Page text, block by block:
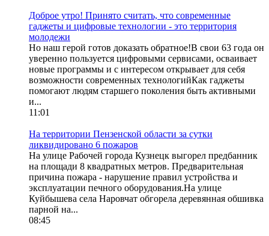
Доброе утро! Принято считать, что современные
гаджеты и цифровые технологии - это территория
молодежи
Но наш герой готов доказать обратное!В свои 63 года он
уверенно пользуется цифровыми сервисами, осваивает
новые программы и с интересом открывает для себя
возможности современных технологийКак гаджеты
помогают людям старшего поколения быть активными
и...
11:01
На территории Пензенской области за сутки
ликвидировано 6 пожаров
На улице Рабочей города Кузнецк выгорел предбанник
на площади 8 квадратных метров. Предварительная
причина пожара - нарушение правил устройства и
эксплуатации печного оборудования.На улице
Куйбышева села Наровчат обгорела деревянная обшивка
парной на...
08:45